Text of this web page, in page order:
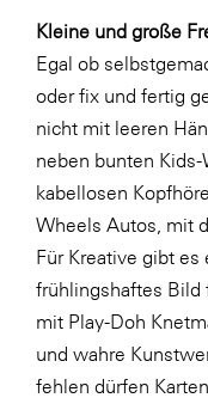
OptimaMed
PAGRO
PHH
Primark
Salesforce
sebamed
SeneCura
SKINUANCE®
Kleine und große
Egal ob
oder fix und fertig
nicht mit leeren
neben bunten
kabellosen
Wheels Autos, mit
Für Kreative gibt
frühlingshaftes Bild
mit Play-Doh
und wahre
fehlen dürfen